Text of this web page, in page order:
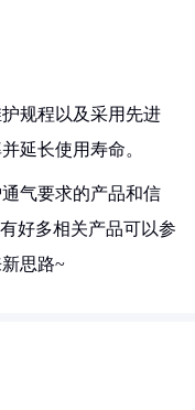
规程以及采用先进
延长使用寿命。
气要求的产品和信
好多相关产品可以参
思路~